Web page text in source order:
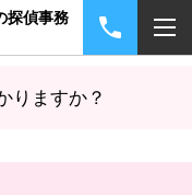
探偵事務
りますか？